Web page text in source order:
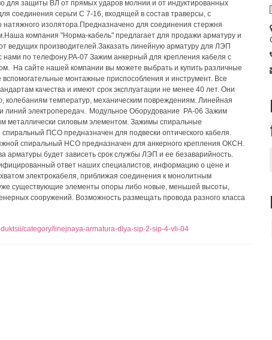
для защиты ВЛ от прямых ударов молнии и от индуктированных
соединения серьги С 7-16, входящей в состав траверсы, с
натяжного изолятора.Предназначено для соединения стержня
компания "Норма-кабель" предлагает для продажи арматуру и
ведущих производителей.Заказать линейную арматуру для ЛЭП
по телефону.PA-07 Зажим анкерный для крепления кабеля с
На сайте нашей компании вы можете выбрать и купить различные
монтажные приспособления и инструмент. Все
качества и имеют срок эксплуатации не менее 40 лет. Они
колебаниям температур, механическим повреждениям. Линейная
линий электропередач. Модульное Оборудование PA-06 Зажим
металлически силовым элементом. Зажимы спиральные
ПСО предназначен для подвески оптического кабеля.
спиральный НСО предназначен для анкерного крепления ОКСН.
арматуры будет зависеть срок службы ЛЭП и ее безаварийность.
ответ наших специалистов, информацию о цене и
электрокабеля, приближая соединения к монолитным
существующие элементы опоры либо новые, меньшей высоты,
сооружений. Возможность размещать провода разного класса
category/linejnaya-armatura-dlya-sip-2-sip-4-vli-04